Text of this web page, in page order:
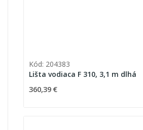
Kód: 204383
Lišta vodiaca F 310, 3,1 m dlhá
360,39 €